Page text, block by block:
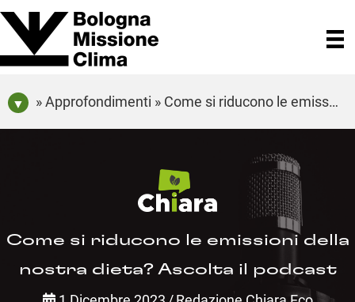
» Approfondimenti » Come si riducono le emissioni della nostra dieta? Ascolta il podcast
Come si riducono le emissioni della
nostra dieta? Ascolta il podcast